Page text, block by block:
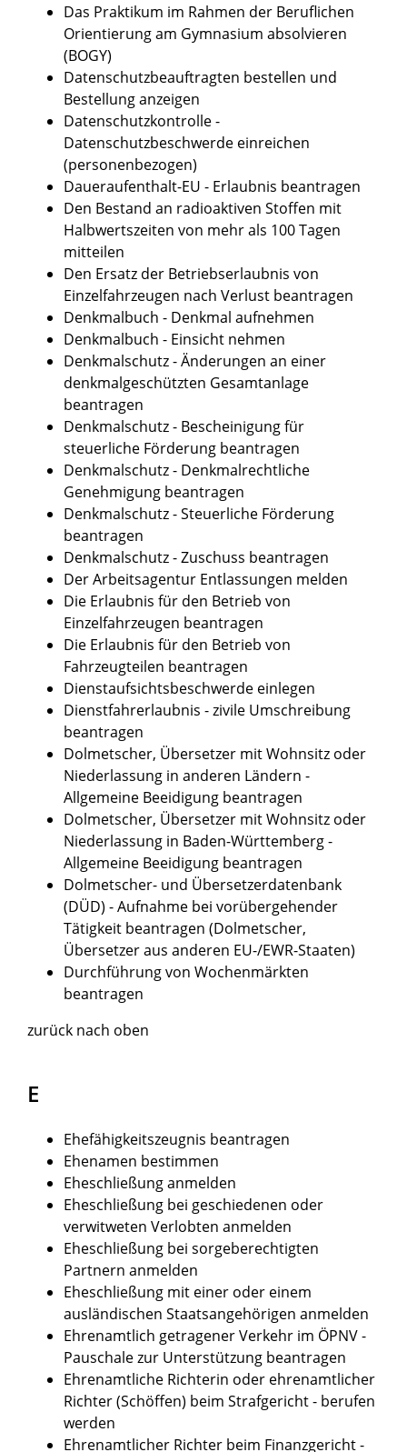
Das Praktikum im Rahmen der Beruflichen
Orientierung am Gymnasium absolvieren
(BOGY)
Datenschutzbeauftragten bestellen und
Bestellung anzeigen
Datenschutzkontrolle -
Datenschutzbeschwerde einreichen
(personenbezogen)
Daueraufenthalt-EU - Erlaubnis beantragen
Den Bestand an radioaktiven Stoffen mit
Halbwertszeiten von mehr als 100 Tagen
mitteilen
Den Ersatz der Betriebserlaubnis von
Einzelfahrzeugen nach Verlust beantragen
Denkmalbuch - Denkmal aufnehmen
Denkmalbuch - Einsicht nehmen
Denkmalschutz - Änderungen an einer
denkmalgeschützten Gesamtanlage
beantragen
Denkmalschutz - Bescheinigung für
steuerliche Förderung beantragen
Denkmalschutz - Denkmalrechtliche
Genehmigung beantragen
Denkmalschutz - Steuerliche Förderung
beantragen
Denkmalschutz - Zuschuss beantragen
Der Arbeitsagentur Entlassungen melden
Die Erlaubnis für den Betrieb von
Einzelfahrzeugen beantragen
Die Erlaubnis für den Betrieb von
Fahrzeugteilen beantragen
Dienstaufsichtsbeschwerde einlegen
Dienstfahrerlaubnis - zivile Umschreibung
beantragen
Dolmetscher, Übersetzer mit Wohnsitz oder
Niederlassung in anderen Ländern -
Allgemeine Beeidigung beantragen
Dolmetscher, Übersetzer mit Wohnsitz oder
Niederlassung in Baden-Württemberg -
Allgemeine Beeidigung beantragen
Dolmetscher- und Übersetzerdatenbank
(DÜD) - Aufnahme bei vorübergehender
Tätigkeit beantragen (Dolmetscher,
Übersetzer aus anderen EU-/EWR-Staaten)
Durchführung von Wochenmärkten
beantragen
zurück nach oben
E
Ehefähigkeitszeugnis beantragen
Ehenamen bestimmen
Eheschließung anmelden
Eheschließung bei geschiedenen oder
verwitweten Verlobten anmelden
Eheschließung bei sorgeberechtigten
Partnern anmelden
Eheschließung mit einer oder einem
ausländischen Staatsangehörigen anmelden
Ehrenamtlich getragener Verkehr im ÖPNV -
Pauschale zur Unterstützung beantragen
Ehrenamtliche Richterin oder ehrenamtlicher
Richter (Schöffen) beim Strafgericht - berufen
werden
Ehrenamtlicher Richter beim Finanzgericht -